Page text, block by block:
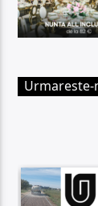
Urmareste-